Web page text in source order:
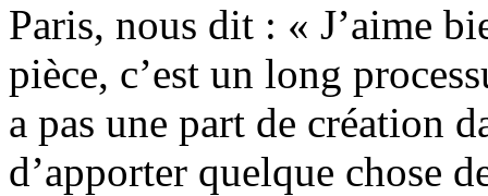
Paris, nous dit : « J’aime
pièce, c’est un long
a pas une part de création
d’apporter quelque chose